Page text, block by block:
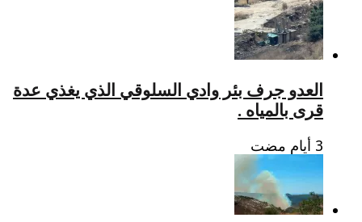
العدو جرف بئر وادي السلوقي الذي يغذي عدة
قرى بالمياه .